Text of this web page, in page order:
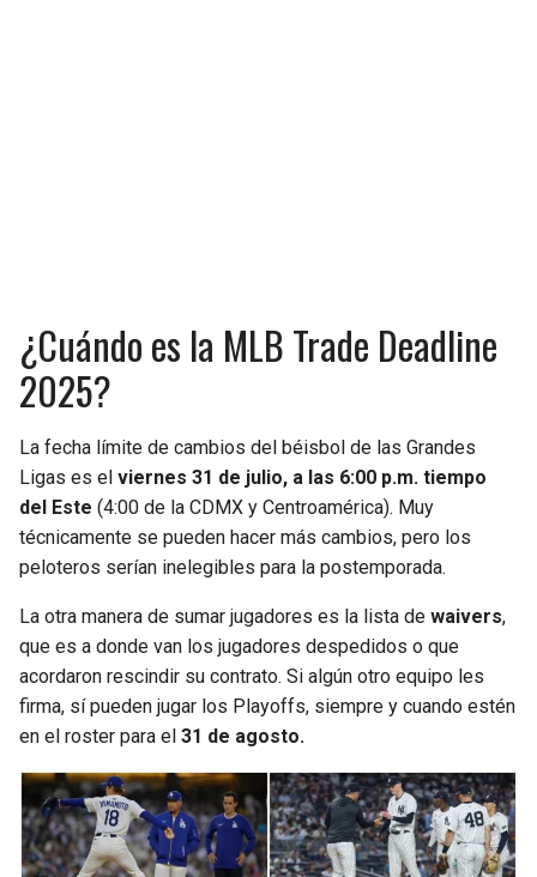
¿Cuándo es la MLB Trade Deadline
2025?
La fecha límite de cambios del béisbol de las Grandes
Ligas es el viernes 31 de julio, a las 6:00 p.m. tiempo
del Este (4:00 de la CDMX y Centroamérica). Muy
técnicamente se pueden hacer más cambios, pero los
peloteros serían inelegibles para la postemporada.
La otra manera de sumar jugadores es la lista de waivers,
que es a donde van los jugadores despedidos o que
acordaron rescindir su contrato. Si algún otro equipo les
firma, sí pueden jugar los Playoffs, siempre y cuando estén
en el roster para el 31 de agosto.